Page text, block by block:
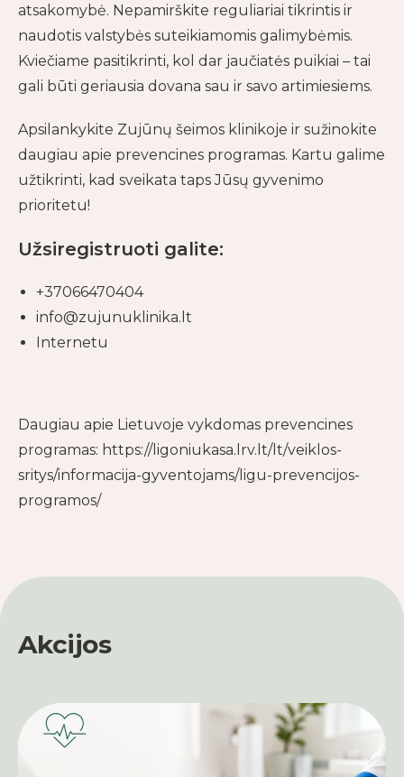
atsakomybė. Nepamirškite reguliariai tikrintis ir
naudotis valstybės suteikiamomis galimybėmis.
Kviečiame pasitikrinti, kol dar jaučiatės puikiai – tai
gali būti geriausia dovana sau ir savo artimiesiems.
Apsilankykite Zujūnų šeimos klinikoje ir sužinokite
daugiau apie prevencines programas. Kartu galime
užtikrinti, kad sveikata taps Jūsų gyvenimo
prioritetu!
Užsiregistruoti galite:
+37066470404
info@zujunuklinika.lt
Internetu
Daugiau apie Lietuvoje vykdomas prevencines
programas: https://ligoniukasa.lrv.lt/lt/veiklos-
sritys/informacija-gyventojams/ligu-prevencijos-
programos/
Akcijos